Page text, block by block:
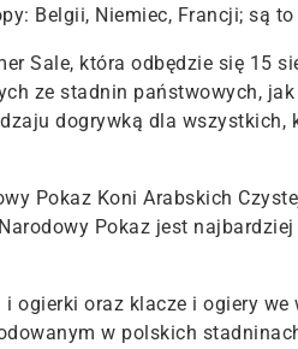
Belgii, Niemiec, Francji; są
Sale, która odbędzie się 15
ze stadnin państwowych,
dogrywką dla wszystkich,
Pokaz Koni Arabskich
Pokaz jest
ogierki oraz klacze i ogiery we
w polskich